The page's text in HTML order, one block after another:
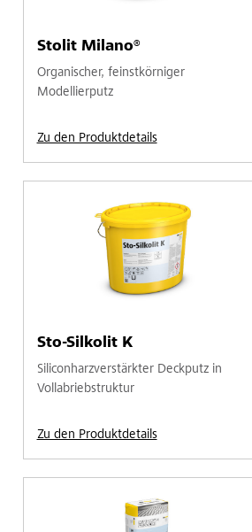
Stolit Milano®
Organischer, feinstkörniger
Modellierputz
Zu den Produktdetails
Sto-Silkolit K
Siliconharzverstärkter Deckputz in
Vollabriebstruktur
Zu den Produktdetails